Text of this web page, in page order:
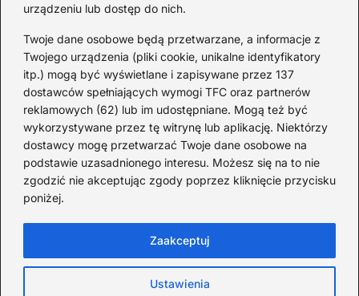
urządzeniu lub dostęp do nich.
Twoje dane osobowe będą przetwarzane, a informacje z
Twojego urządzenia (pliki cookie, unikalne identyfikatory
itp.) mogą być wyświetlane i zapisywane przez 137
dostawców spełniających wymogi TFC oraz partnerów
reklamowych (62) lub im udostępniane. Mogą też być
wykorzystywane przez tę witrynę lub aplikację. Niektórzy
dostawcy mogę przetwarzać Twoje dane osobowe na
podstawie uzasadnionego interesu. Możesz się na to nie
zgodzić nie akceptując zgody poprzez kliknięcie przycisku
poniżej.
Ustawienia
Zaakceptuj
Redakcja
JazzJuniors.pl to miejsce dla rodziców, nauczycieli,
animatorów i wszystkich, którzy wierzą, że muzyka to coś
więcej niż dźwięki – to emocje, relacje i wspomnienia.
Szukasz inspiracji do rodzinnego śpiewania?
Redakcja: Monika Zawadzka
Piłsudskiego 211AD, 14-714 Kielce
733 311 7511
O Jazz Juniors Prywatność